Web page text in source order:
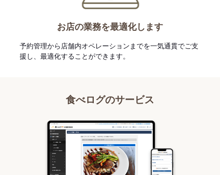
お店の業務を最適化します
予約管理から店舗内オペレーションまでを一気通貫でご支
援し、最適化することができます。
食べログのサービス